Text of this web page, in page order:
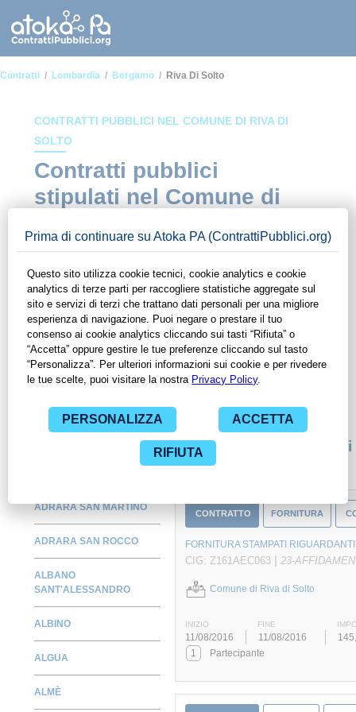
Contratti Lombardia Bergamo Riva Di Solto
CONTRATTI PUBBLICI NEL COMUNE DI RIVA DI
SOLTO
Contratti pubblici
stipulati nel Comune di
all'interno del Comune di Riva di Solto. Grazie alle
funzionalità di ContrattiPubblici.org potrai monitorare la
scadenza dei contratti pubblici di tuo interesse e
programmare la tua attività commerciale con le Pubbliche
Amministrazioni con largo anticipo. Il servizio di
ContrattiPubblici.org offre agli utenti 7 giorni di prova gratuiti
per avere l'opportunità di conoscere e consultare tutti i dati
inerenti ai contratti stipulati da una specifica PA, compresi gli
Monitora alcuni
ADRARA SAN MARTINO
ADRARA SAN ROCCO
ALBANO
SANT'ALESSANDRO
ALBINO
ALGUA
ALMÈ
CONTRATTO FORNITURA
FORNITURA STAMPATI
CIG: Z161AEC063 | 23-
Comune di Riva di Solto
INIZIO FINE
11/08/2016 11/08/2016
1
Partecipante